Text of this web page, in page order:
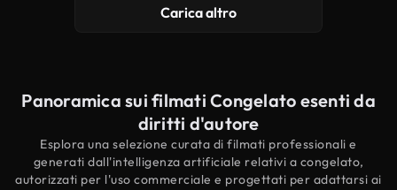
Carica altro
Panoramica sui filmati Congelato esenti da
diritti d'autore
Esplora una selezione curata di filmati professionali e
generati dall'intelligenza artificiale relativi a congelato,
autorizzati per l'uso commerciale e progettati per adattarsi ai